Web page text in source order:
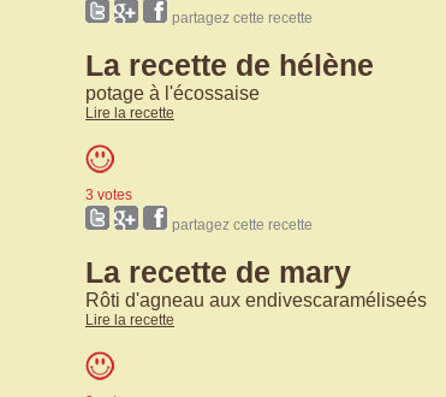
partagez cette recette
La recette de hélène
potage à l'écossaise
Lire la recette
3 votes
partagez cette recette
La recette de mary
Rôti d'agneau aux endivescaraméliseés
Lire la recette